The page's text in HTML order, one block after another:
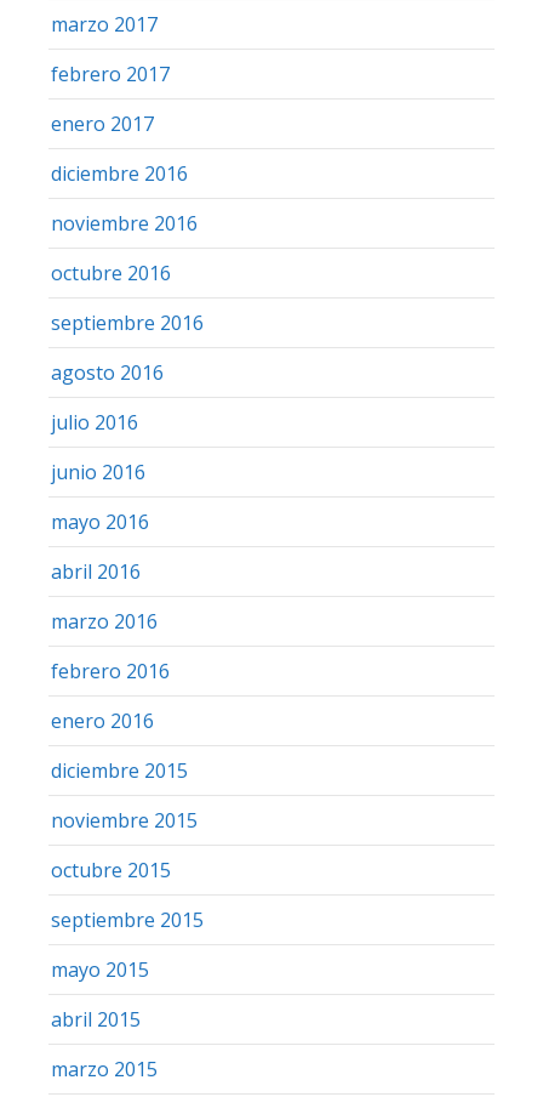
marzo 2017
febrero 2017
enero 2017
diciembre 2016
noviembre 2016
octubre 2016
septiembre 2016
agosto 2016
julio 2016
junio 2016
mayo 2016
abril 2016
marzo 2016
febrero 2016
enero 2016
diciembre 2015
noviembre 2015
octubre 2015
septiembre 2015
mayo 2015
abril 2015
marzo 2015